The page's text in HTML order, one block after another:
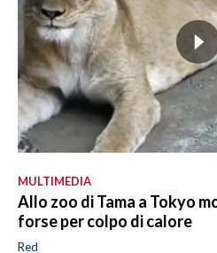
MULTIMEDIA
Allo zoo di Tama a Tokyo
forse per colpo di calore
Red